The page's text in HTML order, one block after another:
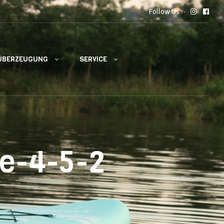
Follow Us
SERVICE
4-5-2